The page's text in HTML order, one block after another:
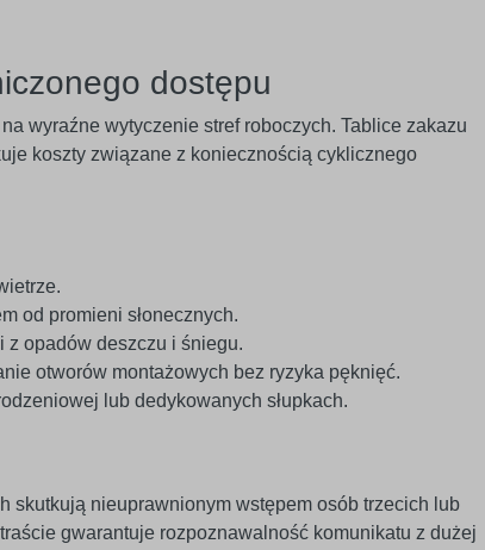
dostępu
wyraźne wytyczenie stref roboczych. Tablice zakazu
koszty związane z koniecznością cyklicznego
od promieni słonecznych.
z opadów deszczu i śniegu.
otworów montażowych bez ryzyka pęknięć.
lub dedykowanych słupkach.
skutkują nieuprawnionym wstępem osób trzecich lub
gwarantuje rozpoznawalność komunikatu z dużej